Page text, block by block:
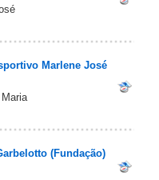
Marlene José
(Fundação)